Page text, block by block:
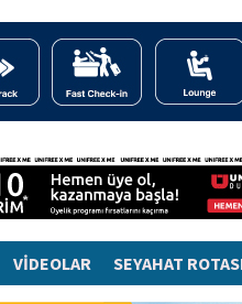
VİDEOLAR SEYAHAT